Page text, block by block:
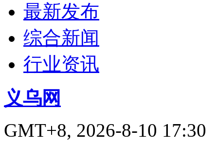
最新发布
综合新闻
行业资讯
义乌网
GMT+8, 2026-8-10 17:30